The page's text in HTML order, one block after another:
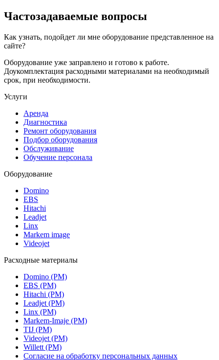
Частозадаваемые вопросы
Как узнать, подойдет ли мне оборудование представленное на
сайте?
Оборудование уже заправлено и готово к работе.
Доукомплектация расходными материалами на необходимый
срок, при необходимости.
Услуги
Аренда
Диагностика
Ремонт оборудования
Подбор оборудования
Обслуживание
Обучение персонала
Оборудование
Domino
EBS
Hitachi
Leadjet
Linx
Markem image
Videojet
Расходные материалы
Domino (РМ)
EBS (РМ)
Hitachi (РМ)
Leadjet (РМ)
Linx (РМ)
Markem-Imaje (РМ)
TIJ (РМ)
Videojet (РМ)
Willett (РМ)
Согласие на обработку персональных данных